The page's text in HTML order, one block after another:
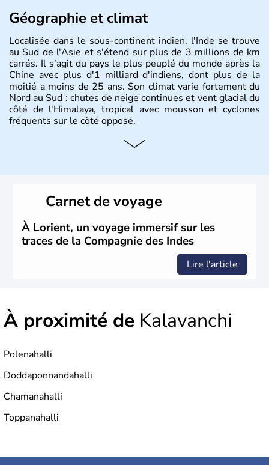
Géographie et climat
Localisée dans le sous-continent indien, l'Inde se trouve
au Sud de l'Asie et s'étend sur plus de 3 millions de km
carrés. Il s'agit du pays le plus peuplé du monde après la
Chine avec plus d'1 milliard d'indiens, dont plus de la
moitié a moins de 25 ans. Son climat varie fortement du
Nord au Sud : chutes de neige continues et vent glacial du
côté de l'Himalaya, tropical avec mousson et cyclones
fréquents sur le côté opposé.
Histoire et administration
siècle, l'Inde reste sous la domination de l'empire
britannique jusqu'à l'obtention de son indépendance en
1947. Le Taj Mahal, mausolée construit par un empereur
en l'honneur de son épouse, a été édifié dans les années
1640 et est aujourd'hui considéré comme l'une des 7
Carnet de voyage
À Lorient, un voyage immersif sur les
traces de la Compagnie des Indes
Lire l'article
À proximité de Kalavanchi
Polenahalli
Doddaponnandahalli
Chamanahalli
Toppanahalli